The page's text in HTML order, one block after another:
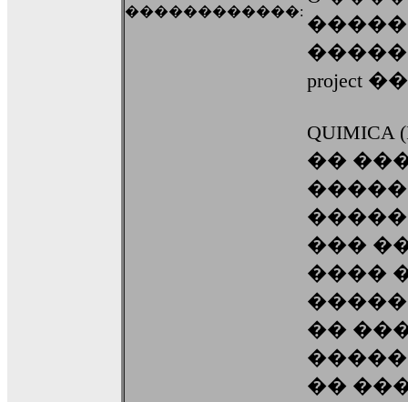
������������:
project
��
���
����
��
��